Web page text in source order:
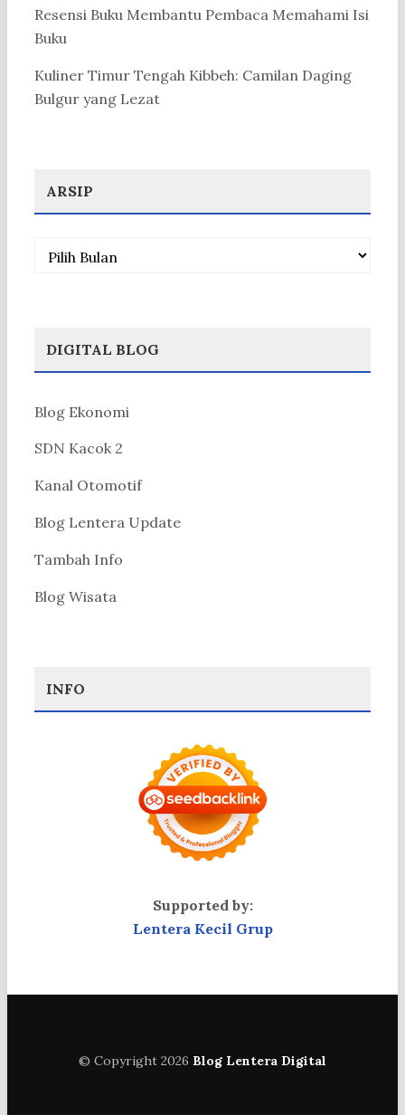
Resensi Buku Membantu Pembaca Memahami Isi
Buku
Kuliner Timur Tengah Kibbeh: Camilan Daging
Bulgur yang Lezat
ARSIP
Arsip
DIGITAL BLOG
Blog Ekonomi
SDN Kacok 2
Kanal Otomotif
Blog Lentera Update
Tambah Info
Blog Wisata
INFO
Supported by:
Lentera Kecil Grup
© Copyright 2026 Blog Lentera Digital